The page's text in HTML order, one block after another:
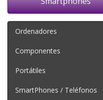
Ordenadores
Componentes
Portátiles
SmartPhones / Teléfonos